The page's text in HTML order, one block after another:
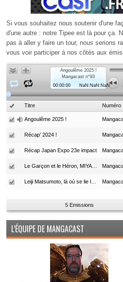
Si vous souhaitez nous soutenir d'une
d'une autre : notre Tipee est là pour ça.
pas à aller y faire un tour, nous serions
vous voir participer à nos côtés aux
Angoulême 2025 !
Mangacast n°93
00:00:00
NaN:NaN:NaN
Titre Numéro
Angoulême 2025 !
Récap’ 2024 !
Récap Japan Expo 23e impact
5 Emissions
L’ÉQUIPE DE MANGACAST